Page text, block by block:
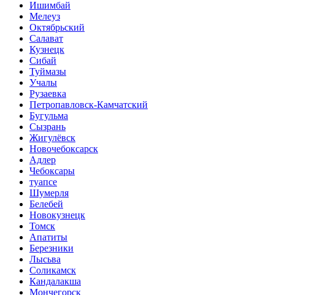
Ишимбай
Мелеуз
Октябрьский
Салават
Кузнецк
Сибай
Туймазы
Учалы
Рузаевка
Петропавловск-Камчатский
Бугульма
Сызрань
Жигулёвск
Новочебоксарск
Адлер
Чебоксары
туапсе
Шумерля
Белебей
Новокузнецк
Томск
Апатиты
Березники
Лысьва
Соликамск
Кандалакша
Мончегорск